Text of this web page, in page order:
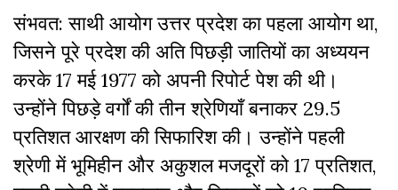
संभवत: साथी आयोग उत्तर प्रदेश का पहला आयोग था,
जिसने पूरे प्रदेश की अति पिछड़ी जातियों का अध्ययन
करके 17 मई 1977 को अपनी रिपोर्ट पेश की थी।
उन्होंने पिछड़े वर्गों की तीन श्रेणियाँ बनाकर 29.5
प्रतिशत आरक्षण की सिफारिश की। उन्होंने पहली
श्रेणी में भूमिहीन और अकुशल मजदूरों को 17 प्रतिशत,